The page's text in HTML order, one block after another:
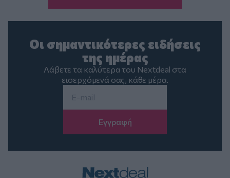
Οι σημαντικότερες ειδήσεις
της ημέρας
Λάβετε τα καλύτερα του Nextdeal στα
εισερχόμενά σας, κάθε μέρα.